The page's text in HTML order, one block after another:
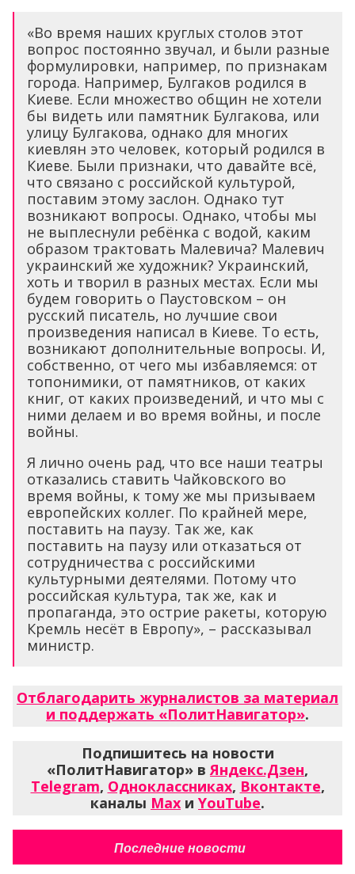
«Во время наших круглых столов этот
вопрос постоянно звучал, и были разные
формулировки, например, по признакам
города. Например, Булгаков родился в
Киеве. Если множество общин не хотели
бы видеть или памятник Булгакова, или
улицу Булгакова, однако для многих
киевлян это человек, который родился в
Киеве. Были признаки, что давайте всё,
что связано с российской культурой,
поставим этому заслон. Однако тут
возникают вопросы. Однако, чтобы мы
не выплеснули ребёнка с водой, каким
образом трактовать Малевича? Малевич
украинский же художник? Украинский,
хоть и творил в разных местах. Если мы
будем говорить о Паустовском – он
русский писатель, но лучшие свои
произведения написал в Киеве. То есть,
возникают дополнительные вопросы. И,
собственно, от чего мы избавляемся: от
топонимики, от памятников, от каких
книг, от каких произведений, и что мы с
ними делаем и во время войны, и после
войны.
Я лично очень рад, что все наши театры
отказались ставить Чайковского во
время войны, к тому же мы призываем
европейских коллег. По крайней мере,
поставить на паузу. Так же, как
поставить на паузу или отказаться от
сотрудничества с российскими
культурными деятелями. Потому что
российская культура, так же, как и
пропаганда, это острие ракеты, которую
Кремль несёт в Европу», – рассказывал
министр.
Отблагодарить журналистов за материал
и поддержать «ПолитНавигатор».
Подпишитесь на новости
«ПолитНавигатор» вЯндекс.Дзен,
Telegram, Одноклассниках, Вконтакте,
каналы Max и YouTube.
Последние новости